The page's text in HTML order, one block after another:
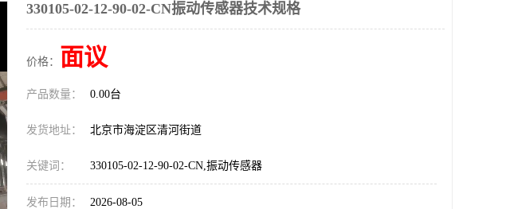
330105-02-12-90-02-CN振动传感器技术规格
价格： 面议
产品数量： 0.00台
发货地址： 北京市海淀区清河街道
关键词： 330105-02-12-90-02-CN,振动传感器
发布日期： 2026-08-05